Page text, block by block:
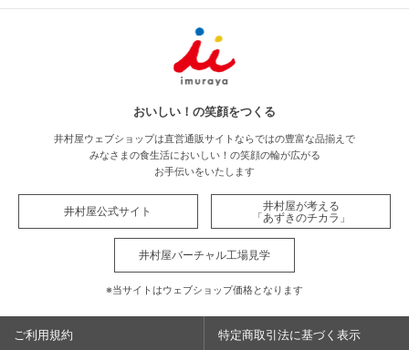
おいしい！の笑顔をつくる
井村屋ウェブショップは直営通販サイトならではの豊富な品揃えで
みなさまの食生活においしい！の笑顔の輪が広がる
お手伝いをいたします
井村屋公式サイト
井村屋が考える
「あずきのチカラ」
井村屋バーチャル工場見学
※当サイトはウェブショップ価格となります
ご利用規約 特定商取引法に基づく表示